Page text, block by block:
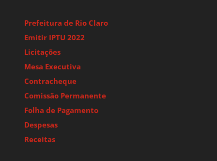
Prefeitura de Rio Claro
Emitir IPTU 2022
Licitações
Mesa Executiva
Contracheque
Comissão Permanente
Folha de Pagamento
Despesas
Receitas